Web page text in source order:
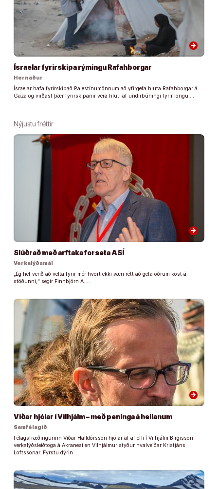
arrow_forward
Ísraelar fyrirskipa rýmingu Rafahborgar
Hernaður
Ísraelar hafa fyrirskipað Palestínumönnum að yfirgefa hluta Rafahborgar á
Gaza og virðast þær fyrirskipanir vera hluti af undirbúningi fyrir löngu …
Nýjustu fréttir
arrow_forward
Slúðrað með arftaka forseta ASÍ
Verkalýðsmál
„Ég hef verið að velta fyrir mér hvort ekki væri rétt að gefa öðrum kost á
stöðunni,“ segir Finnbjörn A. …
arrow_forward
Viðar hjólar í Vilhjálm – með peninga á heilanum
Samfélagið
Félagsfræðingurinn Viðar Halldórsson hjólar af aflefli í Vilhjálm Birgisson
verkalýðsleiðtoga á Akranesi en Vilhjálmur styður hvalveiðar Kristjáns
Loftssonar. Fyrstu dýrin …